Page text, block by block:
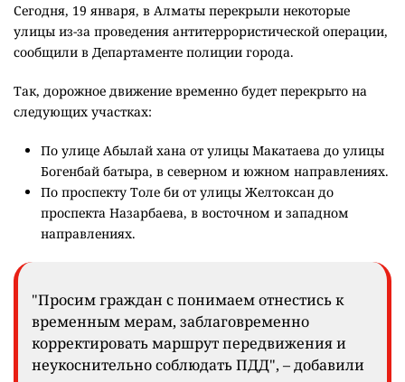
Сегодня, 19 января, в Алматы перекрыли некоторые
улицы из-за проведения антитеррористической операции,
сообщили в Департаменте полиции города.
Так, дорожное движение временно будет перекрыто на
следующих участках:
По улице Абылай хана от улицы Макатаева до улицы
Богенбай батыра, в северном и южном направлениях.
По проспекту Толе би от улицы Желтоксан до
проспекта Назарбаева, в восточном и западном
направлениях.
"Просим граждан с понимаем отнестись к
временным мерам, заблаговременно
корректировать маршрут передвижения и
неукоснительно соблюдать ПДД", – добавили